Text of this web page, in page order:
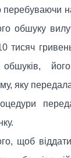
обшуку
тисяч
обшуків,
яку
щоб